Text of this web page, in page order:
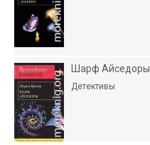
Шарф Айседоры
Детективы